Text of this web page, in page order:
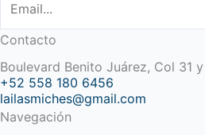
Contacto
Boulevard Benito Juárez, Col 31
+52 558 180 6456
lailasmiches@gmail.com
Navegación